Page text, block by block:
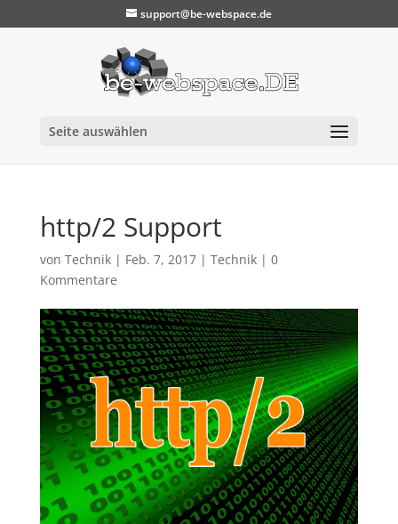
support@be-webspace.de
Seite auswählen
http/2 Support
von Technik| Feb. 7, 2017| Technik| 0
Kommentare